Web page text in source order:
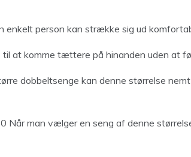
enkelt person kan strække sig ud
til at komme tættere på hinanden uden at
dobbeltsenge kan denne størrelse
man vælger en seng af denne